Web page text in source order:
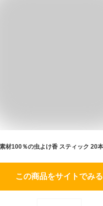
この商品をサイトでみる